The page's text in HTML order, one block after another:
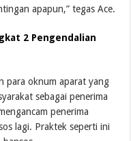
apapun,” tegas Ace.
2 Pengendalian
para oknum aparat yang
sebagai penerima
penerima
lagi. Praktek seperti ini